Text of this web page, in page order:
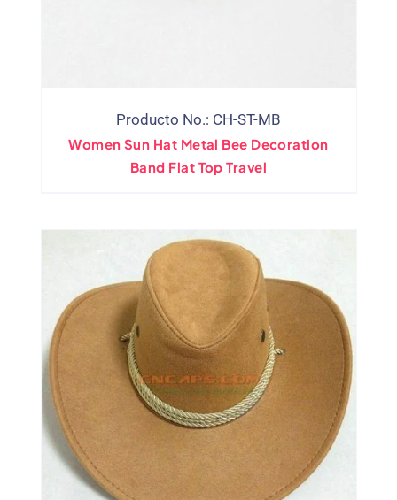
Producto No.: CH-ST-MB
Women Sun Hat Metal Bee Decoration
Band Flat Top Travel